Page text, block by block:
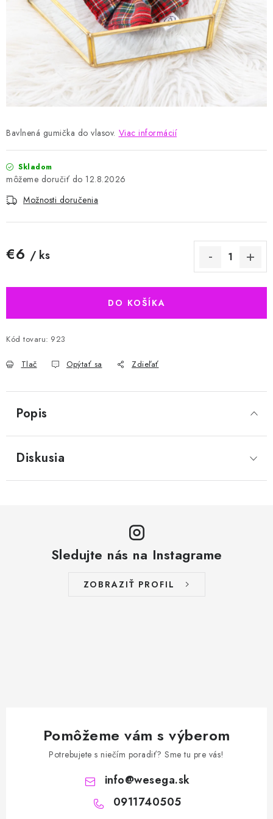
Obchodné podmienky
Podmienky ochrany osobných údajov
Moja objednávka
Bavlnená gumička do vlasov. Viac informácií
Skladom
12.8.2026
Možnosti doručenia
€6 / ks
DO KOŠÍKA
Kód tovaru: 923
Tlač Opýtať sa Zdieľať
Popis
Diskusia
Sledujte nás na Instagrame
ZOBRAZIŤ PROFIL
Pomôžeme vám s výberom
Potrebujete s niečím poradiť? Sme tu pre vás!
info@wesega.sk
0911740505